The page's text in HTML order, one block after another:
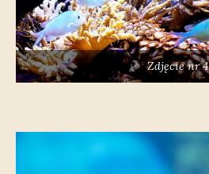
Zdjęcie nr 4